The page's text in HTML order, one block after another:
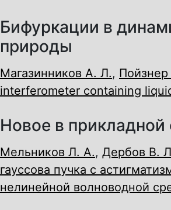
Бифуркации в
природы
Магазинников А. Л.,
interferometer containing
Новое в прикладной
Мельников Л. А., Дербов В.
гауссова пучка с
нелинейной волноводной